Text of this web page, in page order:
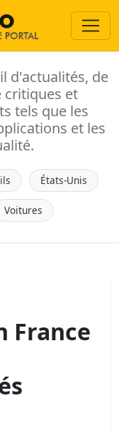
d'actualités, de
critiques et
tels que les
et les
États-Unis
Voitures
France